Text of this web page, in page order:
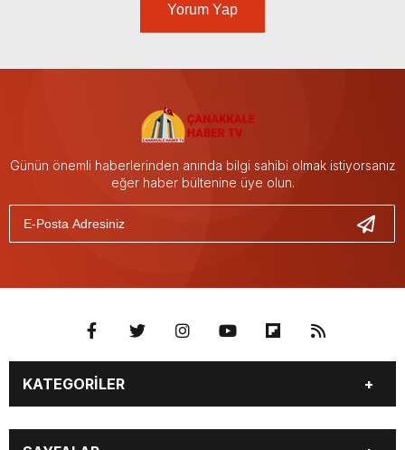
Yorum Yap
Günün önemli haberlerinden anında bilgi sahibi olmak istiyorsanız
eğer haber bültenine üye olun.
KATEGORİLER
GÜNDEM
SEKTÖR ÖZEL